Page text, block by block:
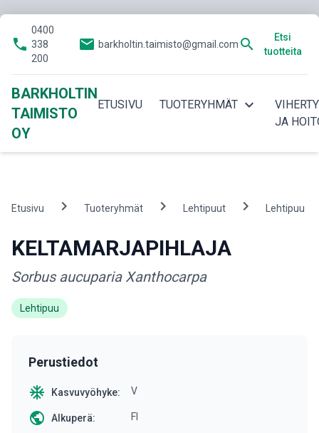
phone
0400
338
200
email barkholtin.taimisto@gmail.com search
Etsi
tuotteita
BARKHOLTIN
TAIMISTO
OY
ETUSIVU TUOTERYHMÄT expand_more
JA
Etusivu chevron_right Tuoteryhmät chevron_right Lehtipuut chevron_right Lehtipuu
KELTAMARJAPIHLAJA
Sorbus aucuparia Xanthocarpa
Lehtipuu
Perustiedot
ac_unit Kasvuvyöhyke: V
public Alkuperä: FI